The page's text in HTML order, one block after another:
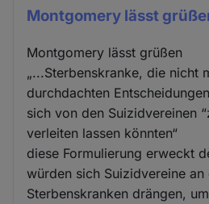
Montgomery lässt
Montgomery lässt grüßen
„...Sterbenskranke, die nicht
durchdachten
sich von den Suizidvereinen
verleiten lassen könnten“
diese Formulierung erweckt
würden sich Suizidvereine an
Sterbenskranken drängen,